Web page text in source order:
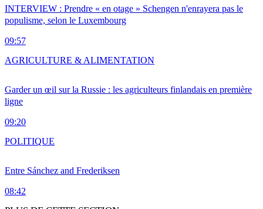
INTERVIEW : Prendre « en otage » Schengen n'enrayera pas le
populisme, selon le Luxembourg
09:57
Garder un œil sur la Russie : les agriculteurs finlandais en première
ligne
09:20
AGRICULTURE & ALIMENTATION
Entre Sánchez and Frederiksen
08:42
POLITIQUE